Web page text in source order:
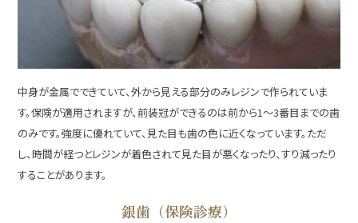
中身が金属でできていて、外から見える部分のみレジンで作られていま
す。保険が適用されますが、前装冠ができるのは前から1～3番目までの歯
のみです。強度に優れていて、見た目も歯の色に近くなっています。ただ
し、時間が経つとレジンが着色されて見た目が悪くなったり、すり減ったり
することがあります。
銀歯（保険診療）